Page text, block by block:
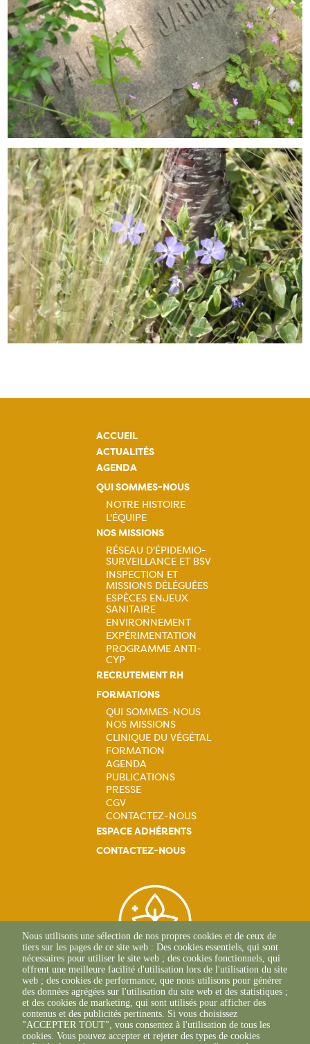
ACCUEIL
ACTUALITÉS
AGENDA
QUI SOMMES-NOUS
Navigation
principale
NOTRE HISTOIRE
L'ÉQUIPE
NOS MISSIONS
Navigation
principale
RÉSEAU D'ÉPIDEMIO-
SURVEILLANCE ET BSV
INSPECTION ET
MISSIONS DÉLÉGUÉES
ESPÈCES ENJEUX
SANITAIRE
ENVIRONNEMENT
EXPÉRIMENTATION
PROGRAMME ANTI-
CYP
RECRUTEMENT RH
FORMATIONS
Navigation
principale
QUI SOMMES-NOUS
NOS MISSIONS
CLINIQUE DU VÉGÉTAL
FORMATION
AGENDA
PUBLICATIONS
PRESSE
CGV
CONTACTEZ-NOUS
ESPACE ADHÉRENTS
CONTACTEZ-NOUS
Siège Social
1 Rue Léopold Sédar
Senghor
14 460 COLOMBELLES
Nous utilisons une sélection de nos propres cookies et de ceux de
tiers sur les pages de ce site web : Des cookies essentiels, qui sont
nécessaires pour utiliser le site web ; des cookies fonctionnels, qui
offrent une meilleure facilité d'utilisation lors de l'utilisation du site
web ; des cookies de performance, que nous utilisons pour générer
des données agrégées sur l'utilisation du site web et des statistiques ;
et des cookies de marketing, qui sont utilisés pour afficher des
contenus et des publicités pertinents. Si vous choisissez
"ACCEPTER TOUT", vous consentez à l'utilisation de tous les
cookies. Vous pouvez accepter et rejeter des types de cookies